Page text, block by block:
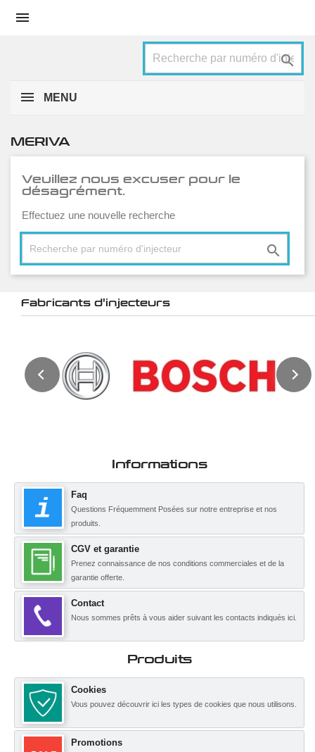


MENU
MERIVA
Veuillez nous excuser pour le
désagrément.
Effectuez une nouvelle recherche

Fabricants d'injecteurs
Informations
Faq
Questions Fréquemment Posées sur notre entreprise et nos
produits.
CGV et garantie
Prenez connaissance de nos conditions commerciales et de la
garantie offerte.
Contact
Nous sommes prêts à vous aider suivant les contacts indiqués ici.
Produits
Cookies
Vous pouvez découvrir ici les types de cookies que nous utilisons.
Promotions